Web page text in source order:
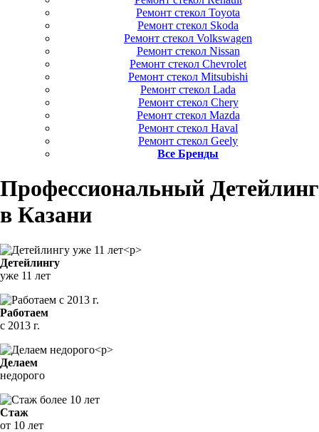
Ремонт стекол Toyota
Ремонт стекол Skoda
Ремонт стекол Volkswagen
Ремонт стекол Nissan
Ремонт стекол Chevrolet
Ремонт стекол Mitsubishi
Ремонт стекол Lada
Ремонт стекол Chery
Ремонт стекол Mazda
Ремонт стекол Haval
Ремонт стекол Geely
Все Бренды
Профессиональный Детейлинг
в Казани
Детейлингу
уже 11 лет
Работаем
с 2013 г.
Делаем
недорого
Стаж
от 10 лет